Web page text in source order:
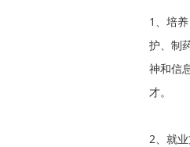
1、培
护、制
神和信
才。
2、就